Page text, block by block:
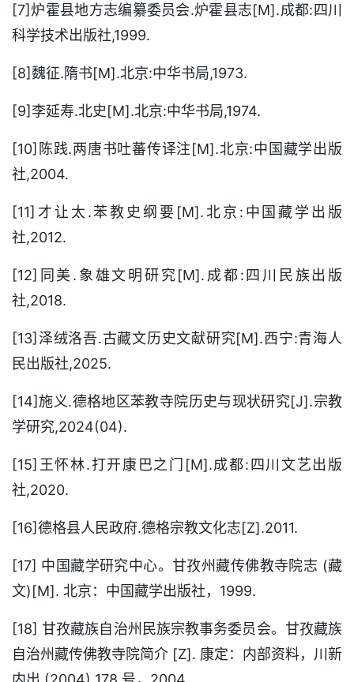
[7]炉霍县地方志编纂委员会.炉霍县志[M].成都:四川
科学技术出版社,1999.
[8]魏征.隋书[M].北京:中华书局,1973.
[9]李延寿.北史[M].北京:中华书局,1974.
[10]陈践.两唐书吐蕃传译注[M].北京:中国藏学出版
社,2004.
[11]才让太.苯教史纲要[M].北京:中国藏学出版
社,2012.
[12]同美.象雄文明研究[M].成都:四川民族出版
社,2018.
[13]泽绒洛吾.古藏文历史文献研究[M].西宁:青海人
民出版社,2025.
[14]施义.德格地区苯教寺院历史与现状研究[J].宗教
学研究,2024(04).
[15]王怀林.打开康巴之门[M].成都:四川文艺出版
社,2020.
[16]德格县人民政府.德格宗教文化志[Z].2011.
[17] 中国藏学研究中心。甘孜州藏传佛教寺院志 (藏
文)[M]. 北京：中国藏学出版社，1999.
[18] 甘孜藏族自治州民族宗教事务委员会。甘孜藏族
自治州藏传佛教寺院简介 [Z]. 康定：内部资料，川新